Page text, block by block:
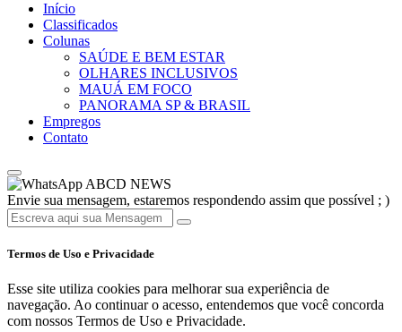
Início
Classificados
Colunas
SAÚDE E BEM ESTAR
OLHARES INCLUSIVOS
MAUÁ EM FOCO
PANORAMA SP & BRASIL
Empregos
Contato
ABCD NEWS
Envie sua mensagem, estaremos respondendo assim que possível ; )
Termos de Uso e Privacidade
Esse site utiliza cookies para melhorar sua experiência de
navegação. Ao continuar o acesso, entendemos que você concorda
com nossos Termos de Uso e Privacidade.